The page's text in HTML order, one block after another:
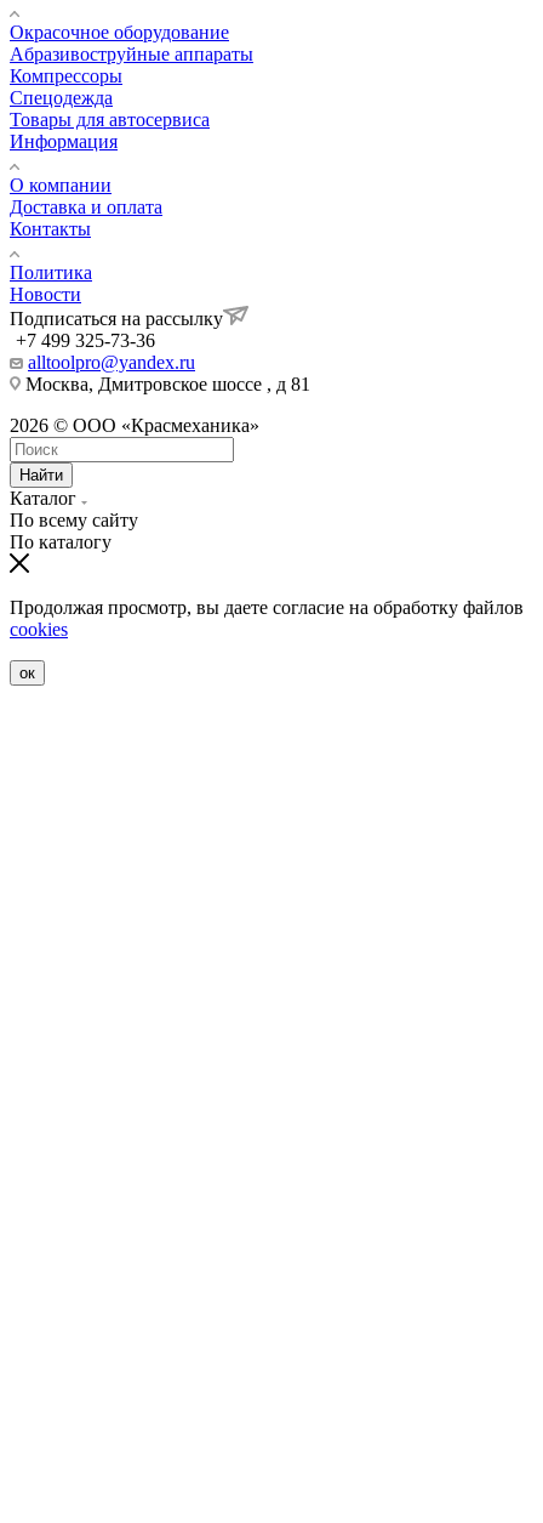
Окрасочное оборудование
Aбразивоструйные аппараты
Компрессоры
Спецодежда
Товары для автосервиса
Информация
О компании
Доставка и оплата
Контакты
Политика
Новости
Подписаться на рассылку
+7 499 325-73-36
alltoolpro@yandex.ru
Москва, Дмитровское шоссе , д 81
2026 © ООО «Красмеханика»
Найти
Каталог
По всему сайту
По каталогу
Продолжая просмотр, вы даете согласие на обработку файлов
cookies
ок